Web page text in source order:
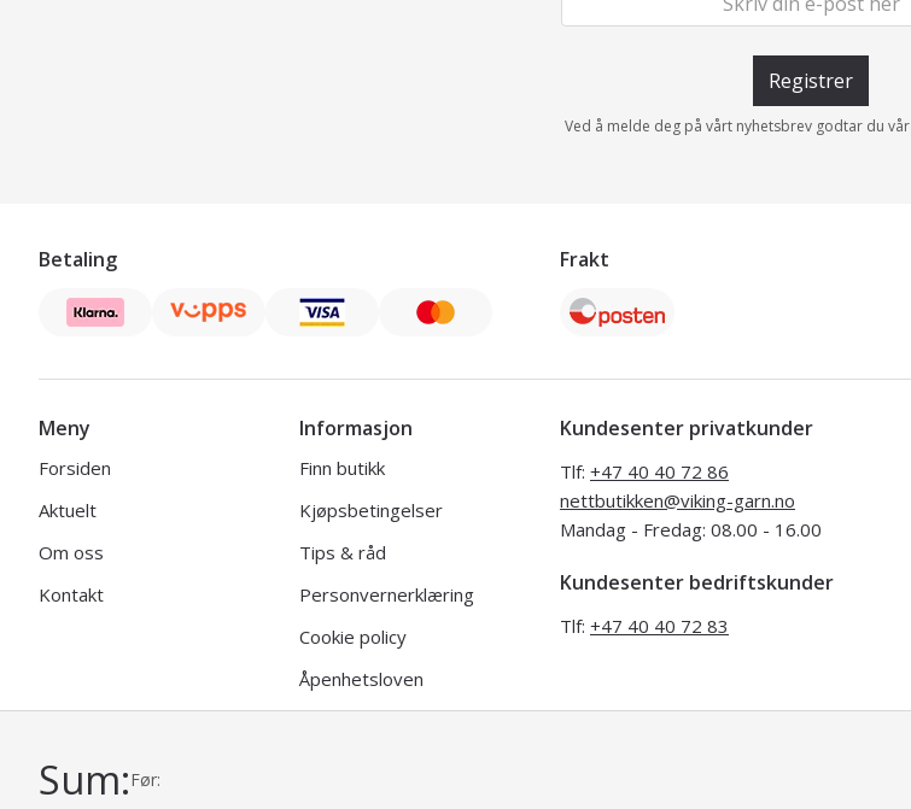
Sum:Før:
Registrer
Ved å melde deg på vårt nyhetsbrev godtar du vår
Betaling Frakt
Meny
Forsiden
Aktuelt
Om oss
Kontakt
Informasjon
Finn butikk
Kjøpsbetingelser
Tips & råd
Personvernerklæring
Cookie policy
Åpenhetsloven
Kundesenter privatkunder
Tlf: +47 40 40 72 86
nettbutikken@viking-garn.no
Mandag - Fredag: 08.00 - 16.00
Kundesenter bedriftskunder
Tlf: +47 40 40 72 83
© 2026 | Viking Garn